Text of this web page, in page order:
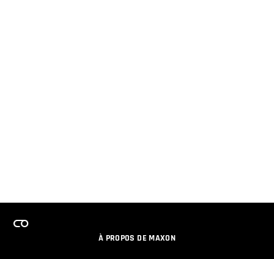
À PROPOS DE MAXON